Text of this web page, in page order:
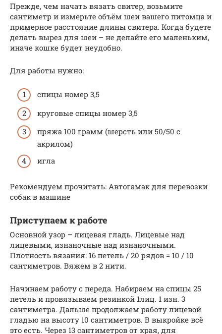
Прежде, чем начать вязать свитер, возьмите
сантиметр и измерьте объём шеи вашего питомца и
примерное расстояние длины свитера. Когда будете
делать вырез для шеи – не делайте его маленьким,
иначе кошке будет неудобно.
Для работы нужно:
спицы номер 3,5
круговые спицы номер 3,5
пряжа 100 грамм (шерсть или 50/50 с
акрилом)
игла
Рекомендуем прочитать: Автогамак для перевозки
собак в машине
Приступаем к работе
Основной узор – лицевая гладь. Лицевые над
лицевыми, изнаночные над изнаночными.
Плотность вязания: 16 петель / 20 рядов = 10 / 10
сантиметров. Вяжем в 2 нити.
Начинаем работу с переда. Набираем на спицы 25
петель и провязываем резинкой 1лиц. 1 изн. 3
сантиметра. Дальше продолжаем работу лицевой
гладью на высоту 10 сантиметров. В выкройке всё
это есть. Через 13 сантиметров от края, для